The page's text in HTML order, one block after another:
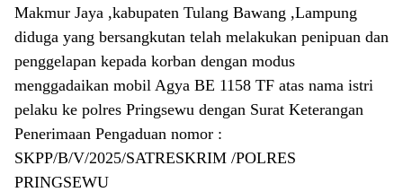
Makmur Jaya ,kabupaten Tulang Bawang ,Lampung
diduga yang bersangkutan telah melakukan penipuan dan
penggelapan kepada korban dengan modus
menggadaikan mobil Agya BE 1158 TF atas nama istri
pelaku ke polres Pringsewu dengan Surat Keterangan
Penerimaan Pengaduan nomor :
SKPP/B/V/2025/SATRESKRIM /POLRES
PRINGSEWU